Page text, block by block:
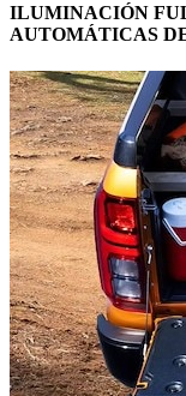
ILUMINACIÓN
AUTOMÁTICAS